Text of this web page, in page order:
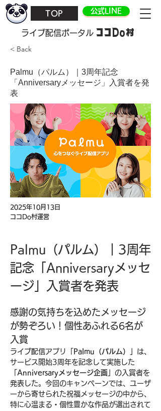
TOP 公式LINE
​ライブ配信ポータル ココDo村
< Back
Palmu（パルム）｜3周年記念
「Anniversaryメッセージ」入賞者を発
表
2025年10月13日
ココDo村運営
Palmu（パルム）｜3周年
記念「Anniversaryメッセ
ージ」入賞者を発表
感謝の気持ちを込めたメッセージ
が勢ぞろい！個性あふれる6名が
入賞
ライブ配信アプリ「 Palmu（パルム）
」は、
サービス開始3周年を記念して実施した
Anniversaryメッセージ企画 」の入賞者を
発表した。今回のキャンペーンでは、ユーザ
ーから寄せられた祝福メッセージの中から、
特に心温まる・個性豊かな作品が選出されて